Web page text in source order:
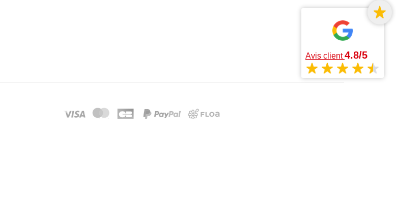
Avis client4.8/5